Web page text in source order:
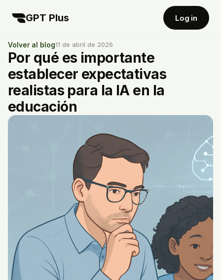
GPT Plus Log in
Volver al blog11 de abril de 2026
Por qué es importante
establecer expectativas
realistas para la IA en la
educación